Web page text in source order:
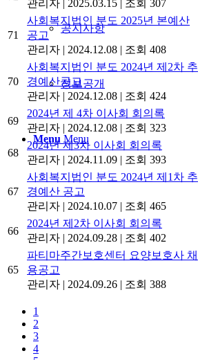
공지사항
정보공개
Menu Menu
관리자 | 2025.03.15 | 조회 307
71
사회복지법인 분도 2025년 본예산
공고
관리자 | 2024.12.08 | 조회 408
70
사회복지법인 분도 2024년 제2차 추
경예산공고
관리자 | 2024.12.08 | 조회 424
69
2024년 제 4차 이사회 회의록
관리자 | 2024.12.08 | 조회 323
68
2024년 제3차 이사회 회의록
관리자 | 2024.11.09 | 조회 393
67
사회복지법인 분도 2024년 제1차 추
경예산 공고
관리자 | 2024.10.07 | 조회 465
66
2024년 제2차 이사회 회의록
관리자 | 2024.09.28 | 조회 402
65
파티마주간보호센터 요양보호사 채
용공고
관리자 | 2024.09.26 | 조회 388
1
2
3
4